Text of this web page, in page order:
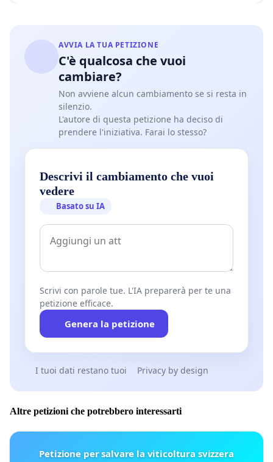
AVVIA LA TUA PETIZIONE
C'è qualcosa che vuoi
cambiare?
Non avviene alcun cambiamento se si resta in
silenzio.
L'autore di questa petizione ha deciso di
prendere l'iniziativa. Farai lo stesso?
Descrivi il cambiamento che vuoi
vedere
Basato su IA
Scrivi con parole tue. L'IA preparerà per te una
petizione efficace.
Genera la petizione
I tuoi dati restano tuoi Privacy by design
Altre petizioni che potrebbero interessarti
Petizione per salvare la viticoltura svizzera